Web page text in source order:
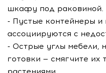
шкафу под раковиной.
- Пустые контейнеры
ассоциируются с
- Острые углы мебели,
готовки — смягчите их